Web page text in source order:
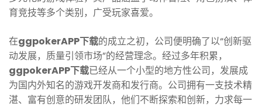
育竞技等多个类别，广受玩家喜爱。
在ggpokerAPP下载的成立之初，公司便明确了以“创新驱
动发展，质量引领市场”的经营理念。经过多年积累，
ggpokerAPP下载已经从一个小型的地方性公司，发展成
为国内外知名的游戏开发商和发行商。公司拥有一支技术精
湛、富有创意的研发团队，他们不断探索和创新，力求每一